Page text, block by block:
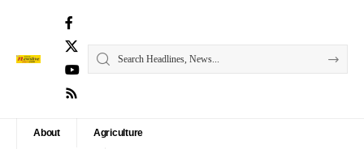
About Agriculture